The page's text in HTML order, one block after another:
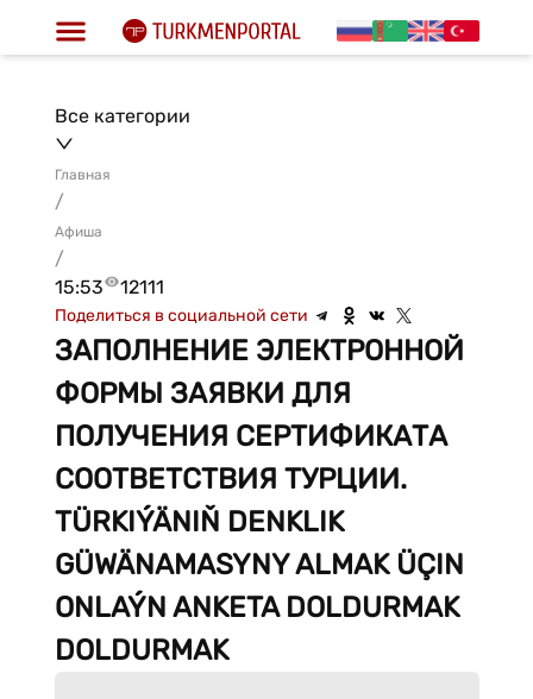
Все категории
Главная
/
Афиша
/
15:53
12111
Поделиться в социальной сети
ЗАПОЛНЕНИЕ ЭЛЕКТРОННОЙ
ФОРМЫ ЗАЯВКИ ДЛЯ
ПОЛУЧЕНИЯ СЕРТИФИКАТА
СООТВЕТСТВИЯ ТУРЦИИ.
TÜRKIÝÄNIŇ DENKLIK
GÜWÄNAMASYNY ALMAK ÜÇIN
ONLAÝN ANKETA DOLDURMAK
DOLDURMAK